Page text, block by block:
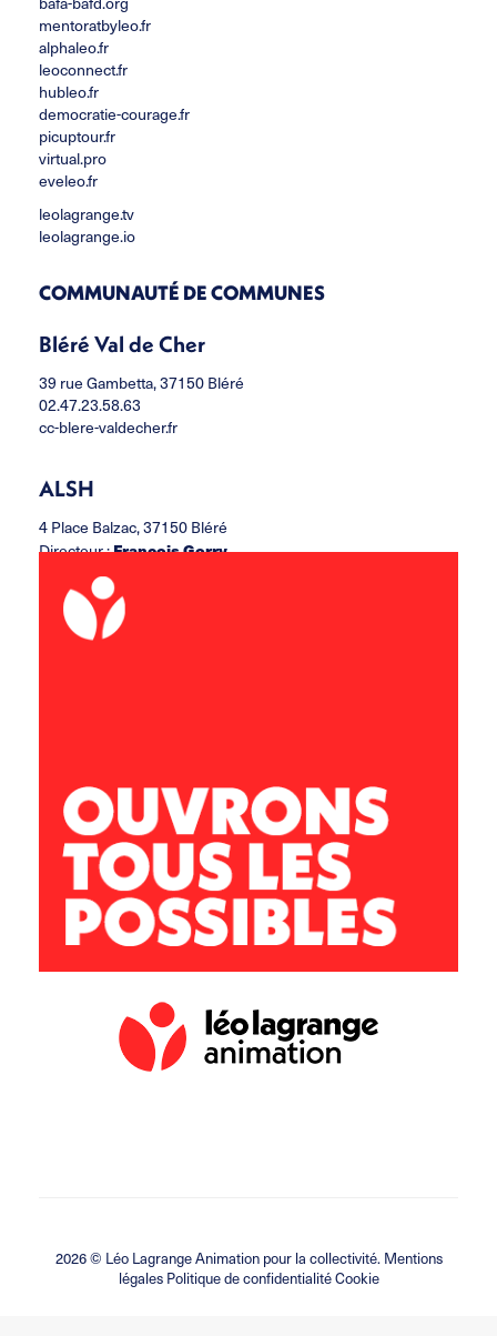
mentoratbyleo.fr
alphaleo.fr
leoconnect.fr
hubleo.fr
democratie-courage.fr
picuptour.fr
virtual.pro
eveleo.fr
leolagrange.tv
leolagrange.io
COMMUNAUTÉ DE COMMUNES
Bléré Val de Cher
39 rue Gambetta, 37150 Bléré
02.47.23.58.63
cc-blere-valdecher.fr
ALSH
4 Place Balzac, 37150 Bléré
Directeur :François Gorry
ccbvc.alsh@leolagrange.org
02.47.30.37.06
06.11.33.47.85
07.77.49.12.09
2026 © Léo Lagrange Animationpour la collectivité. Mentions
légales Politique de confidentialité Cookie